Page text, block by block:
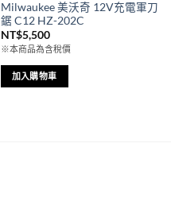
Milwaukee 美沃奇 12V充電軍刀
鋸 C12 HZ-202C
NT$5,500
※本商品為含稅價
加入購物車